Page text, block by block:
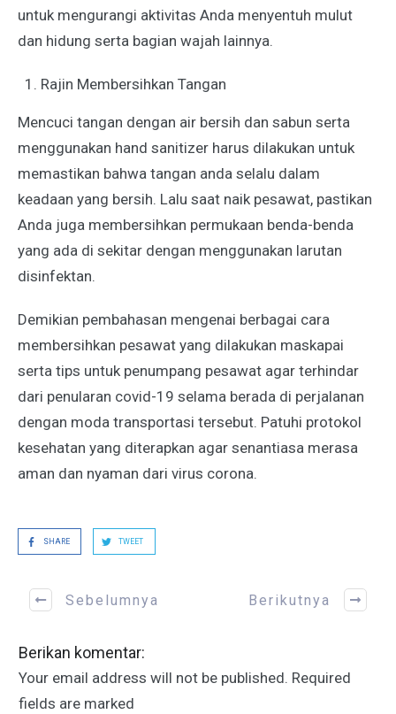
untuk mengurangi aktivitas Anda menyentuh mulut
dan hidung serta bagian wajah lainnya.
Rajin Membersihkan Tangan
Mencuci tangan dengan air bersih dan sabun serta
menggunakan hand sanitizer harus dilakukan untuk
memastikan bahwa tangan anda selalu dalam
keadaan yang bersih. Lalu saat naik pesawat, pastikan
Anda juga membersihkan permukaan benda-benda
yang ada di sekitar dengan menggunakan larutan
disinfektan.
Demikian pembahasan mengenai berbagai cara
membersihkan pesawat yang dilakukan maskapai
serta tips untuk penumpang pesawat agar terhindar
dari penularan covid-19 selama berada di perjalanan
dengan moda transportasi tersebut. Patuhi protokol
kesehatan yang diterapkan agar senantiasa merasa
aman dan nyaman dari virus corona.
SHARE TWEET
Sebelumnya Berikutnya
Berikan komentar:
Your email address will not be published. Required
fields are marked